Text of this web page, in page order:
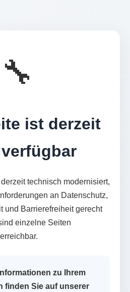
🔧
ist derzeit
technisch modernisiert,
an Datenschutz,
und Barrierefreiheit gerecht
einzelne Seiten
zu Ihrem
finden Sie auf unserer